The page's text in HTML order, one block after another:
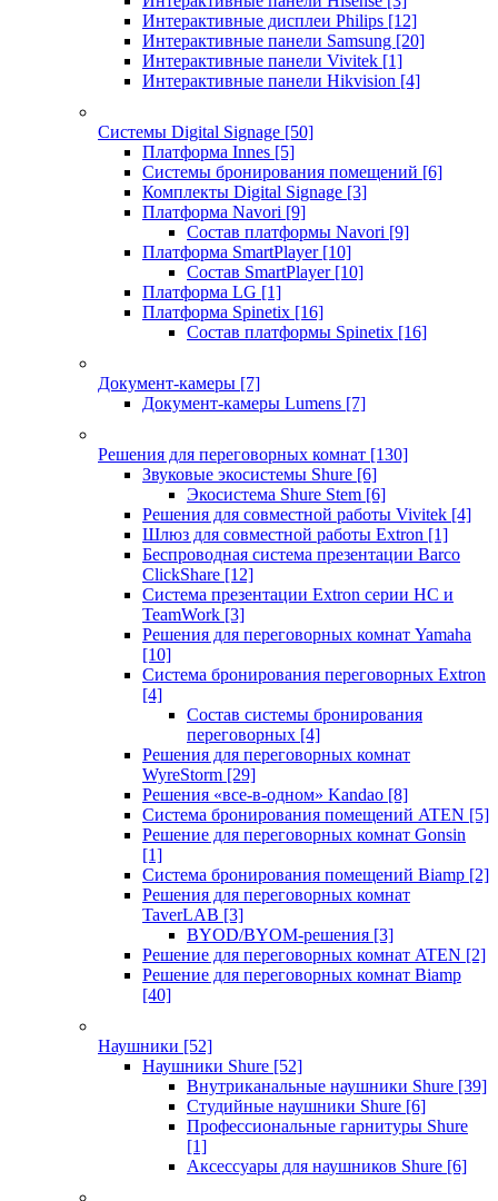
Интерактивные дисплеи Philips [12]
Интерактивные панели Samsung [20]
Интерактивные панели Vivitek [1]
Интерактивные панели Hikvision [4]
Системы Digital Signage [50]
Платформа Innes [5]
Системы бронирования помещений [6]
Комплекты Digital Signage [3]
Платформа Navori [9]
Состав платформы Navori [9]
Платформа SmartPlayer [10]
Состав SmartPlayer [10]
Платформа LG [1]
Платформа Spinetix [16]
Состав платформы Spinetix [16]
Документ-камеры [7]
Документ-камеры Lumens [7]
Решения для переговорных комнат [130]
Звуковые экосистемы Shure [6]
Экосистема Shure Stem [6]
Решения для совместной работы Vivitek [4]
Шлюз для совместной работы Extron [1]
Беспроводная система презентации Barco
ClickShare [12]
Система презентации Extron серии HC и
TeamWork [3]
Решения для переговорных комнат Yamaha
[10]
Система бронирования переговорных Extron
[4]
Состав системы бронирования
переговорных [4]
Решения для переговорных комнат
WyreStorm [29]
Решения «все-в-одном» Kandao [8]
Система бронирования помещений ATEN [5]
Решение для переговорных комнат Gonsin
[1]
Система бронирования помещений Biamp [2]
Решения для переговорных комнат
TaverLAB [3]
BYOD/BYOM-решения [3]
Решение для переговорных комнат ATEN [2]
Решение для переговорных комнат Biamp
[40]
Наушники [52]
Наушники Shure [52]
Внутриканальные наушники Shure [39]
Студийные наушники Shure [6]
Профессиональные гарнитуры Shure
[1]
Аксессуары для наушников Shure [6]